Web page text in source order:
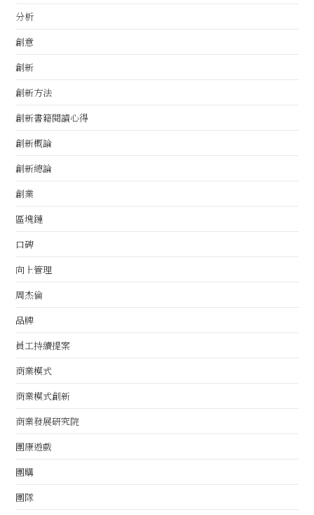
分析
創意
創新
創新方法
創新書籍閱讀心得
創新概論
創新總論
創業
區塊鏈
口碑
向上管理
周杰倫
品牌
員工持續提案
商業模式
商業模式創新
商業發展研究院
團康遊戲
團購
團隊